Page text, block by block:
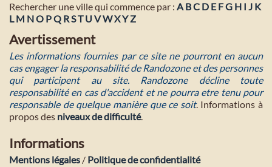
Rechercher une ville qui commence par : A BC D E FG H I J K
L M NO PQ RST U VWXYZ
Avertissement
Les informations fournies par ce site ne pourront en aucun
cas engager la responsabilité de Randozone et des personnes
qui participent au site. Randozone décline toute
responsabilité en cas d'accident et ne pourra etre tenu pour
responsable de quelque manière que ce soit. Informations à
propos des niveaux de difficulté.
Informations
Mentions légales / Politique de confidentialité